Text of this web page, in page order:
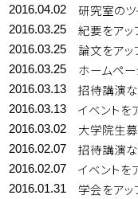
2016.04.02 研究室の
2016.03.25 紀要をアッ
2016.03.25 論文をアッ
2016.03.25 ホームペ
2016.03.13 招待講演
2016.03.13 イベントを
2016.03.02 大学院生
2016.02.07 招待講演
2016.02.07 イベントを
2016.01.31 学会をアッ